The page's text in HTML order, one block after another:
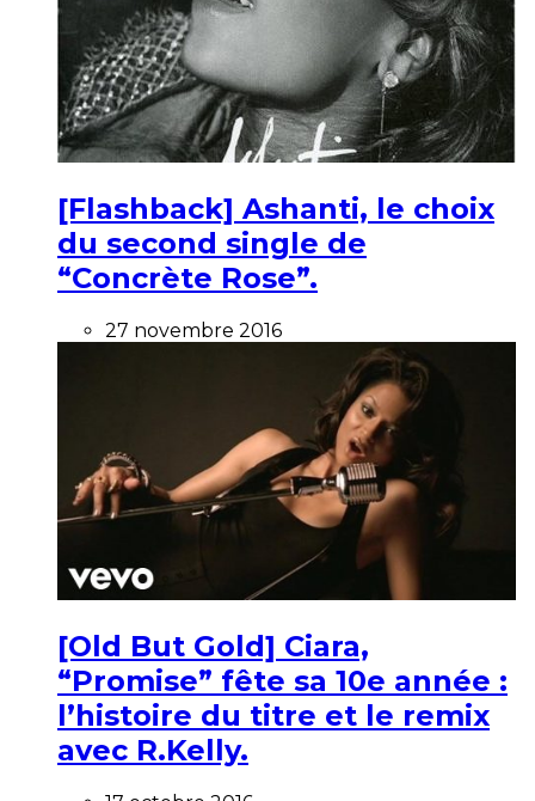
[Flashback] Ashanti, le choix
du second single de
“Concrète Rose”.
27 novembre 2016
[Old But Gold] Ciara,
“Promise” fête sa 10e année :
l’histoire du titre et le remix
avec R.Kelly.